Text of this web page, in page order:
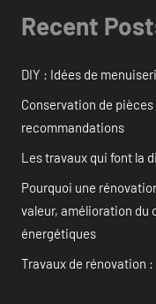
Recent
DIY : Idées de
Conservation de
recommandations
Les travaux qui font la
Pourquoi une
valeur, amélioration du
énergétiques
Travaux de rénovation